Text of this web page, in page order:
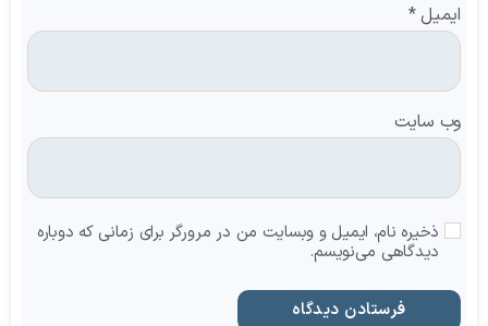
ایمیل*
وب‌ سایت
ذخیره نام، ایمیل و وبسایت من در مرورگر برای زمانی که دوباره
دیدگاهی می‌نویسم.